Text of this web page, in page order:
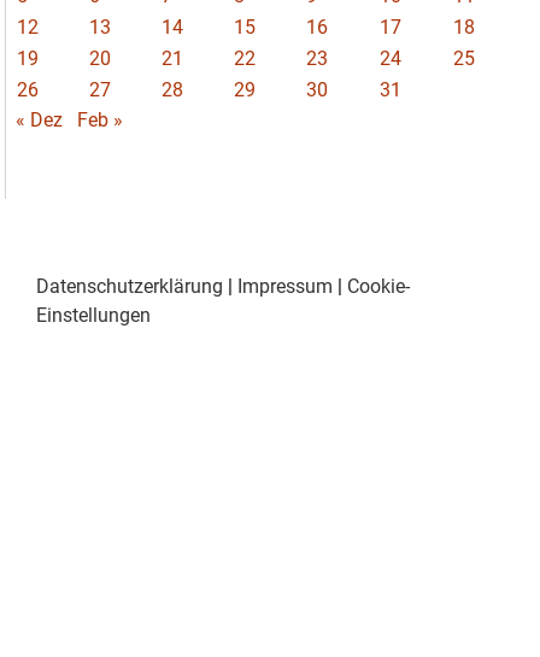
12
13 14 15 16 17
18
19
20 21 22 23 24
25
26
27 28 29 30
31
« Dez
Feb »
Datenschutzerklärung | Impressum | Cookie-
Einstellungen